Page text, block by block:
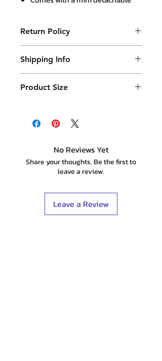
An zip pocket inside the bag
A slot for luggage handle
Weight 1 Kg
จากคู่สีของภาพวาดโดย Rothko - เป้
หนังแท้ทำจากหนังนิ่ม ที่มาพร้อมกับซอง
ภายในสามารถใส่ Laptop ขนาด 13 นิ้ว
พร้อมช่องซิปภายนอกและภายใน
Return Policy
within 14 days in a usable condition
and we will refund the purchased
amount (not a postal amount)
Shipping Info
by DHL or similar. They will be
fees are varies.
Product Size
No Reviews Yet
Share your thoughts. Be the first to
leave a review.
Leave a Review